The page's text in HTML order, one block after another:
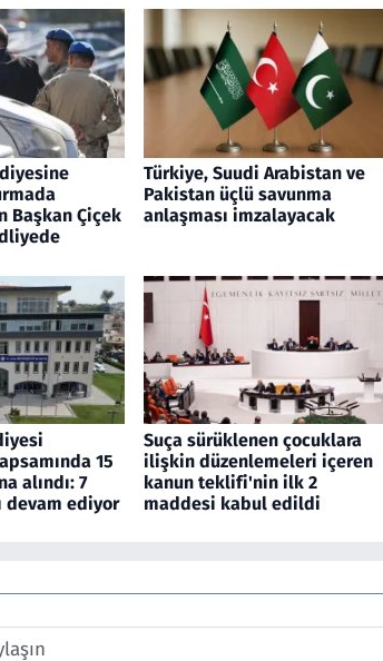
Başkan Çiçek
Türkiye, Suudi Arabistan ve
Pakistan üçlü savunma
anlaşması imzalayacak
15
alındı: 7
devam ediyor
Suça sürüklenen çocuklara
ilişkin düzenlemeleri içeren
kanun teklifi'nin ilk 2
maddesi kabul edildi